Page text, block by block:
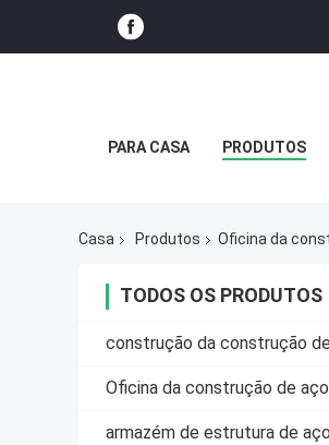
PARA CASA PRODUTOS
Casa Produtos Oficina da
TODOS OS PRODUTOS
construção da construção
Oficina da construção de aço
armazém de estrutura de aço